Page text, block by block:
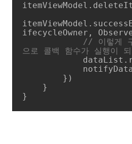
ifecycleOwner,
// 이렇게
으로 콜백 함수가 실행이
}